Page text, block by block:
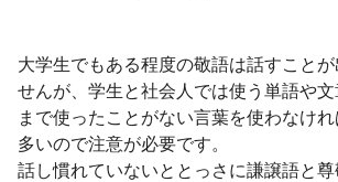
大学生でもある程度の敬語は話すこと
せんが、学生と社会人では使う単語や
まで使ったことがない言葉を使わなけ
多いので注意が必要です。
話し慣れていないととっさに謙譲語と